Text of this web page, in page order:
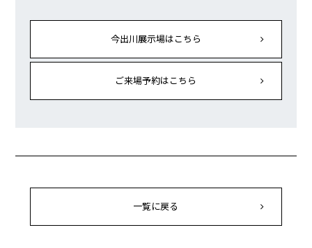
今出川展示場はこちら
ご来場予約はこちら
一覧に戻る